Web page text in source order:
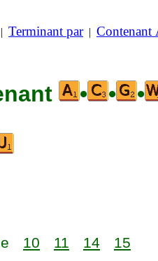
Terminant par| Contenant
• • •
10 11 14 15